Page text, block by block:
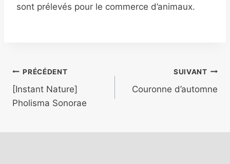
sont prélevés pour le commerce d’animaux.
Navigation
de
PRÉCÉDENT
[Instant Nature]
Pholisma Sonorae
SUIVANT
Couronne d’automne